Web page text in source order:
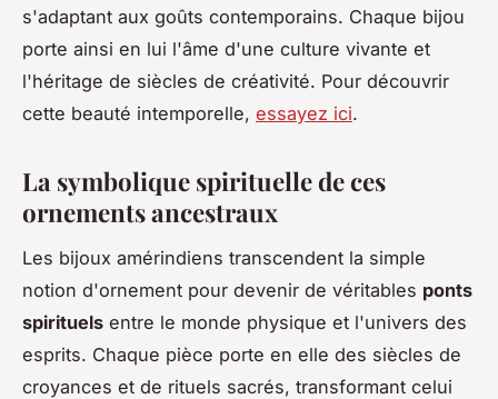
s'adaptant aux goûts contemporains. Chaque bijou
porte ainsi en lui l'âme d'une culture vivante et
l'héritage de siècles de créativité. Pour découvrir
cette beauté intemporelle, essayez ici.
La symbolique spirituelle de ces
ornements ancestraux
Les bijoux amérindiens transcendent la simple
notion d'ornement pour devenir de véritables ponts
spirituels entre le monde physique et l'univers des
esprits. Chaque pièce porte en elle des siècles de
croyances et de rituels sacrés, transformant celui